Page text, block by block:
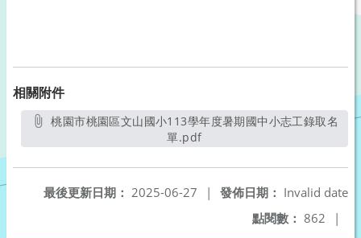
相關附件
桃園市桃園區文山國小113學年度暑期國中小志工錄取名
單.pdf另開新視窗
發佈日期： Invalid date
最後更新日期： 2025-06-27
|
點閱數： 862 |